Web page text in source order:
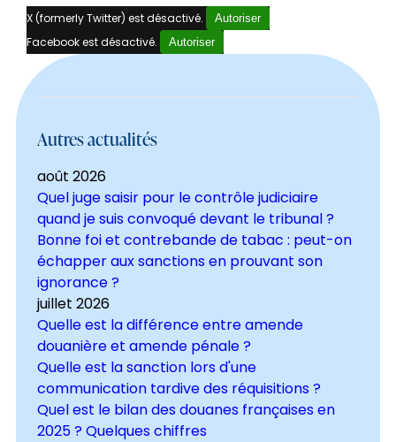
X (formerly Twitter) est désactivé. Autoriser
Facebook est désactivé. Autoriser
Autres actualités
août 2026
Quel juge saisir pour le contrôle judiciaire
quand je suis convoqué devant le tribunal ?
Bonne foi et contrebande de tabac : peut-on
échapper aux sanctions en prouvant son
ignorance ?
juillet 2026
Quelle est la différence entre amende
douanière et amende pénale ?
Quelle est la sanction lors d'une
communication tardive des réquisitions ?
Quel est le bilan des douanes françaises en
2025 ? Quelques chiffres